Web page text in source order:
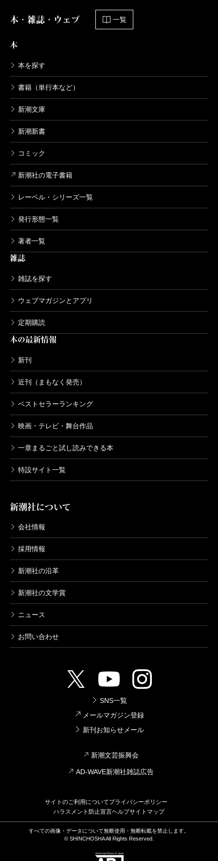
本・雑誌・ウェブ 一覧
本
本を探す
書籍（単行本など）
新潮文庫
新潮新書
コミック
新潮社の電子書籍
レーベル・シリーズ一覧
発行形態一覧
著者一覧
雑誌
雑誌を探す
ウェブマガジンとアプリ
定期購読
本の最新情報
新刊
近刊（まもなく発売）
ベストセラーランキング
映画・テレビ・舞台作品
一章まるごと試し読みできる本
特設サイト一覧
新潮社について
会社情報
採用情報
新潮社の沿革
新潮社の文学賞
ニュース
お問い合わせ
SNS一覧
メールマガジン登録
新刊お知らせメール
新潮文芸振興会
AD-WAVE新潮社雑誌広告
サイトのご利用についてプライバシーポリシー
ハラスメント防止宣言ヘルプサイトマップ
すべての画像・データについて無断使用・無断転載を禁止します。
© SHINCHOSHA All Rights Reserved.